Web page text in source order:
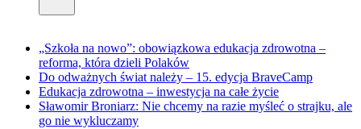
„Szkoła na nowo”: obowiązkowa edukacja zdrowotna –
reforma, która dzieli Polaków
Do odważnych świat należy – 15. edycja BraveCamp
Edukacja zdrowotna – inwestycja na całe życie
Sławomir Broniarz: Nie chcemy na razie myśleć o strajku, ale
go nie wykluczamy